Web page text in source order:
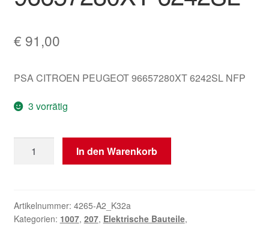
€ 91,00
PSA CITROEN PEUGEOT 96657280XT 6242SL NFP
3 vorrätig
Lenkstockschalter
Peugeot
6242SL
Menge
In den Warenkorb
Artikelnummer: 4265-A2_K32a
Kategorien: 1007, 207, Elektrische Bauteile,